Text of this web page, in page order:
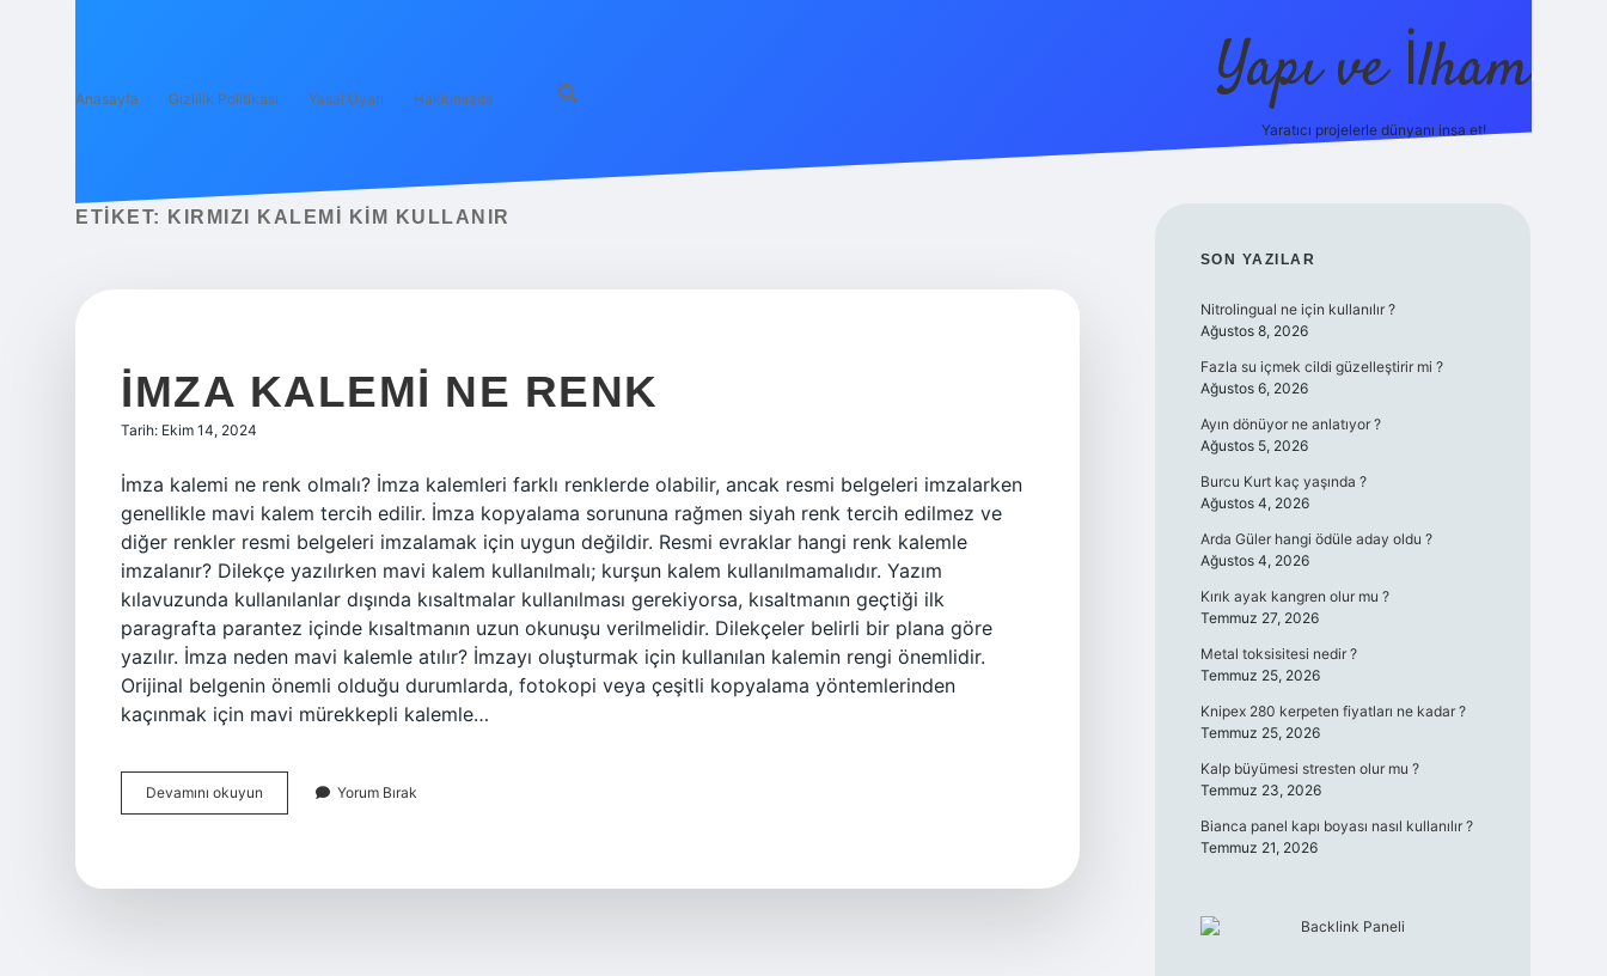
Anasayfa Gizlilik Politikası Yasal Uyarı Hakkımızda Yapı ve İlham
Yaratıcı projelerle dünyanı inşa et!
ETIKET: KIRMIZI KALEMI KIM KULLANIR
İMZA KALEMI NE RENK
Tarih: Ekim 14, 2024
İmza kalemi ne renk olmalı? İmza kalemleri farklı renklerde olabilir, ancak resmi belgeleri imzalarken
genellikle mavi kalem tercih edilir. İmza kopyalama sorununa rağmen siyah renk tercih edilmez ve
diğer renkler resmi belgeleri imzalamak için uygun değildir. Resmi evraklar hangi renk kalemle
imzalanır? Dilekçe yazılırken mavi kalem kullanılmalı; kurşun kalem kullanılmamalıdır. Yazım
kılavuzunda kullanılanlar dışında kısaltmalar kullanılması gerekiyorsa, kısaltmanın geçtiği ilk
paragrafta parantez içinde kısaltmanın uzun okunuşu verilmelidir. Dilekçeler belirli bir plana göre
yazılır. İmza neden mavi kalemle atılır? İmzayı oluşturmak için kullanılan kalemin rengi önemlidir.
Orijinal belgenin önemli olduğu durumlarda, fotokopi veya çeşitli kopyalama yöntemlerinden
kaçınmak için mavi mürekkepli kalemle…
Devamını okuyun
Kalemi
Yorum Bırak
SIDEBAR
SON YAZILAR
Nitrolingual ne için kullanılır ?
Ağustos 8, 2026
Fazla su içmek cildi güzelleştirir mi ?
Ağustos 6, 2026
Ayın dönüyor ne anlatıyor ?
Ağustos 5, 2026
Burcu Kurt kaç yaşında ?
Ağustos 4, 2026
Arda Güler hangi ödüle aday oldu ?
Ağustos 4, 2026
Kırık ayak kangren olur mu ?
Temmuz 27, 2026
Metal toksisitesi nedir ?
Temmuz 25, 2026
Knipex 280 kerpeten fiyatları ne kadar ?
Temmuz 25, 2026
Kalp büyümesi stresten olur mu ?
Temmuz 23, 2026
Bianca panel kapı boyası nasıl kullanılır ?
Temmuz 21, 2026